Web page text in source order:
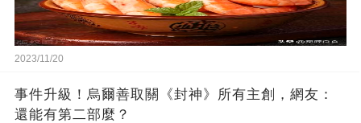
2023/11/20
事件升級！烏爾善取關《封神》所有主創，網友：
還能有第二部麼？